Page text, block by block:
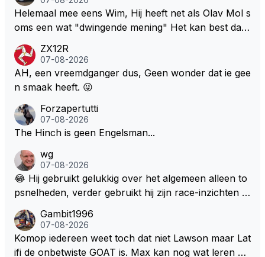
Helemaal mee eens Wim, Hij heeft net als Olav Mol s
oms een wat "dwingende mening" Het kan best dat
l bij Windsor op te roepen. Maar in een tijd zonder r
aces zijn dit leuke berichtjes
ZX12R
07-08-2026
AH, een vreemdganger dus, Geen wonder dat ie gee
n smaak heeft. 😜
Forzapertutti
07-08-2026
The Hinch is geen Engelsman...
wg
07-08-2026
😂 Hij gebruikt gelukkig over het algemeen alleen to
psnelheden, verder gebruikt hij zijn race-inzichten q
een bocht zegt helemaal niets, dus wat dat betreft h
eeft hij sowieso gelijk 😂.
Gambit1996
07-08-2026
Komop iedereen weet toch dat niet Lawson maar Lat
ifi de onbetwiste GOAT is. Max kan nog wat leren va